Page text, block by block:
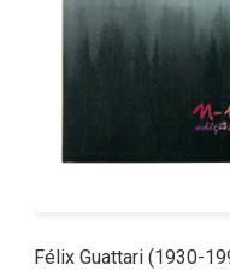
Félix Guattari (1930-